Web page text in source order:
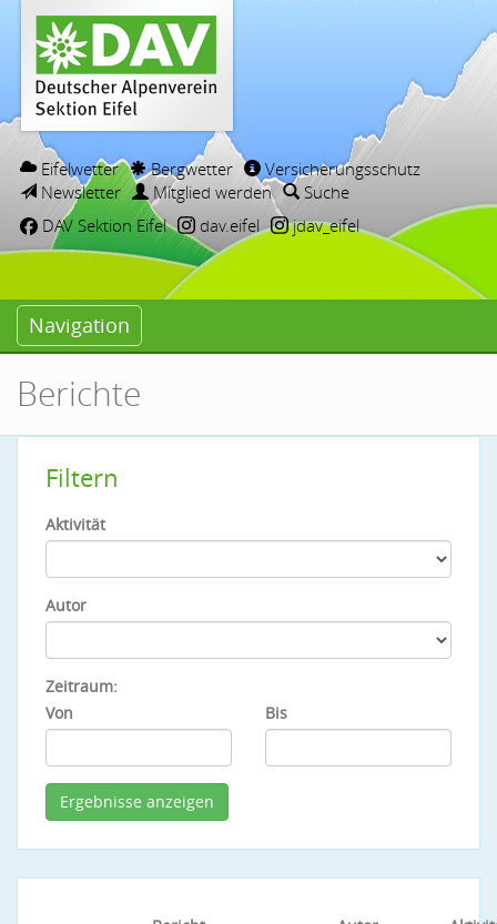
Eifelwetter Bergwetter
Versicherungsschutz
Newsletter
Mitglied werden
Suche
DAV Sektion Eifel
dav.eifel jdav_eifel
Navigation
Berichte
Filtern
Aktivität
Autor
Zeitraum:
Von
Bis